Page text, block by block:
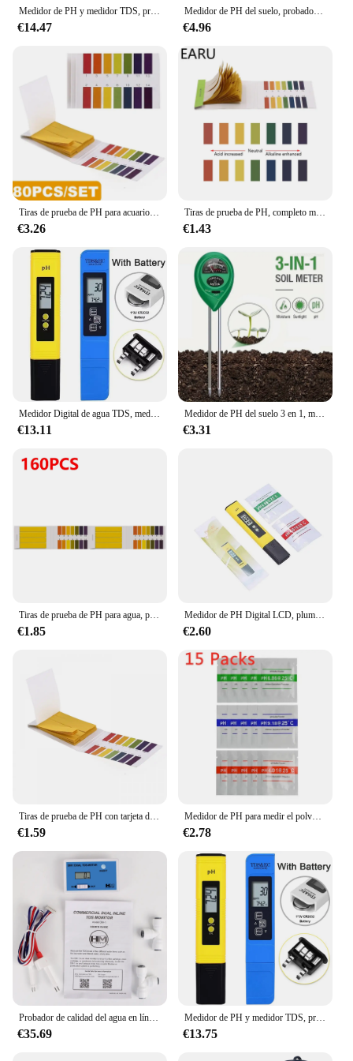
Medidor de PH y medidor TDS, probador Digital de calidad del agua 0-14, medidor de PH 0-9990PPM, TDS y EC LCD, filtro de acuario PPM de pureza del agua
€14.47
Medidor de PH del suelo, probador de PH, medidor de humedad, temperatura, luz solar, análisis de medición de intensidad, prueba de acidez del suelo 4 en 1
€4.96
Tiras de prueba de PH para acuario, papel tornasol profesional, controlador de medidor de Ph, Cosméticos de agua, acidez del suelo, tira de prueba de piscina
€3.26
Tiras de prueba de PH, completo medidor de PH, controlador de PH 1-14st, indicador de tornasol, probador de papel, Kit de Soilsting de agua de fábrica, 80 tiras por paquete
€1.43
€13.11
Medidor de PH del suelo 3 en 1, medidor de la luz solar, Sensor de humedad del suelo, flores de jardín, plantas, acidez, humedad, Detector de Monitor de PH
€3.31
€1.85
Medidor de PH Digital LCD, pluma de precisión 0,01, calibración automática de agua, vino y orina de piscina de acuario
€2.60
€1.59
Medidor de PH para medir el polvo, solución de calibración para medir el punto de PH, 4,01, 6,86, 9,18, 15 unidades por lote
€2.78
€35.69
Medidor de PH y medidor TDS, probador Digital de calidad del agua 0-14, medidor de PH 0-9990PPM, TDS y EC LCD, filtro de acuario PPM de pureza del agua
€13.75